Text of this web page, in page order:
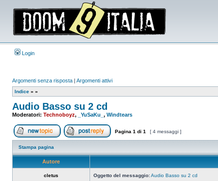
Login
Argomenti senza risposta | Argomenti attivi
Indice » »
Audio Basso su 2 cd
Moderatori: Technoboyz, _YuSaKu_ , Windtears
Apri un nuovo argomentoRispondi all’argomento
Pagina 1 di 1 [ 4 messaggi ]
Stampa pagina
Autore
cletus Oggetto del messaggio:Audio Basso su 2 cd